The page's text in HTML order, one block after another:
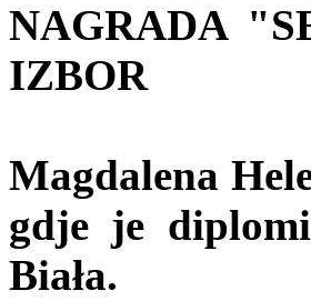
NAGRADA
IZBOR
Magdalena
gdje je
Biała.